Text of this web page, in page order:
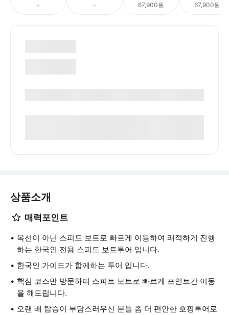
- - 67,900원 67,900원
상품소개
매력포인트
목선이 아닌 스피드 보트로 빠르게 이동하여 쾌적하게 진행
하는 한국인 전용 스피드 보트투어 입니다.
한국인 가이드가 함께하는 투어 입니다.
핵심 코스만 방문하며 스피트 보트로 빠르게 포인트간 이동
을 해드립니다.
오랜 배 탑승이 부담스러우신 분들 좀 더 편안한 호핑투어로